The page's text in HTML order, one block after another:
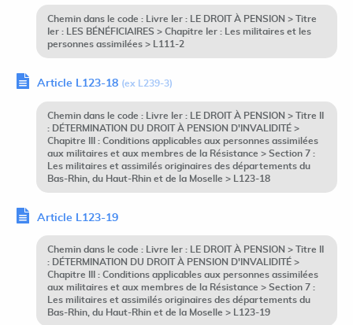
Chemin dans le code : Livre Ier : LE DROIT À PENSION > Titre
Ier : LES BÉNÉFICIAIRES > Chapitre Ier : Les militaires et les
personnes assimilées > L111-2
Article L123-18 (ex L239-3)
Chemin dans le code : Livre Ier : LE DROIT À PENSION > Titre II
: DÉTERMINATION DU DROIT À PENSION D'INVALIDITÉ >
Chapitre III : Conditions applicables aux personnes assimilées
aux militaires et aux membres de la Résistance > Section 7 :
Les militaires et assimilés originaires des départements du
Bas-Rhin, du Haut-Rhin et de la Moselle > L123-18
Article L123-19
Chemin dans le code : Livre Ier : LE DROIT À PENSION > Titre II
: DÉTERMINATION DU DROIT À PENSION D'INVALIDITÉ >
Chapitre III : Conditions applicables aux personnes assimilées
aux militaires et aux membres de la Résistance > Section 7 :
Les militaires et assimilés originaires des départements du
Bas-Rhin, du Haut-Rhin et de la Moselle > L123-19